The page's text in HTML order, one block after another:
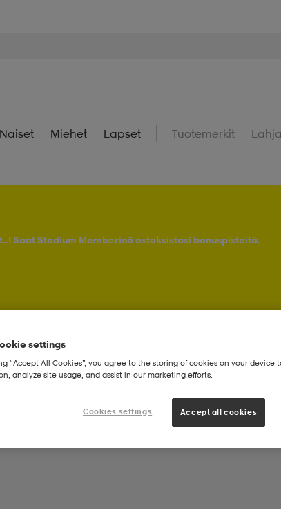
Naiset Miehet Lapset Tuotemerkit
Saat Stadium Memberinä ostoksistasi bonuspisteitä.
Basic Sweatpant Jr
settings
“Accept All Cookies”, you agree to the storing of cookies on your device
analyze site usage, and assist in our marketing efforts.
Cookies settings Accept all cookies